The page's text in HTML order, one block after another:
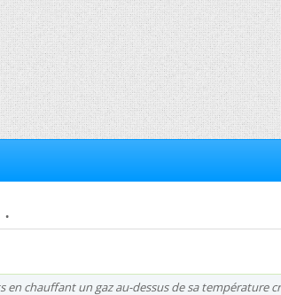
chauffant un gaz au-dessus de sa température